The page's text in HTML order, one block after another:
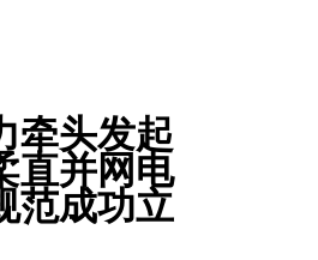
牵头发起
直并网电
范成功立